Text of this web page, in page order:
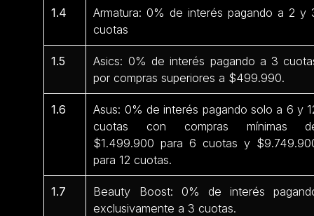
1.4
Armatura: 0% de interés pagando a 2 y
cuotas
1.5
Asics: 0% de interés pagando a 3
por compras superiores a $499.990.
1.6
Asus: 0% de interés pagando solo a 6 y
cuotas con compras mínimas
$1.499.900 para 6 cuotas y
para 12 cuotas.
1.7
Beauty Boost: 0% de interés
exclusivamente a 3 cuotas.